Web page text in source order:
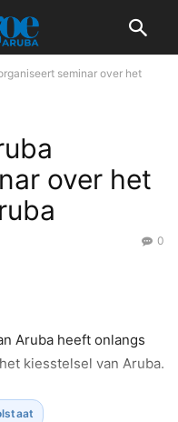
seminar over het
over het
0
Aruba heeft onlangs
kiesstelsel van Aruba.